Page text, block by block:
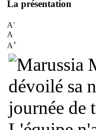
La présentation
A-
A
A+
dévoilé sa
journée de